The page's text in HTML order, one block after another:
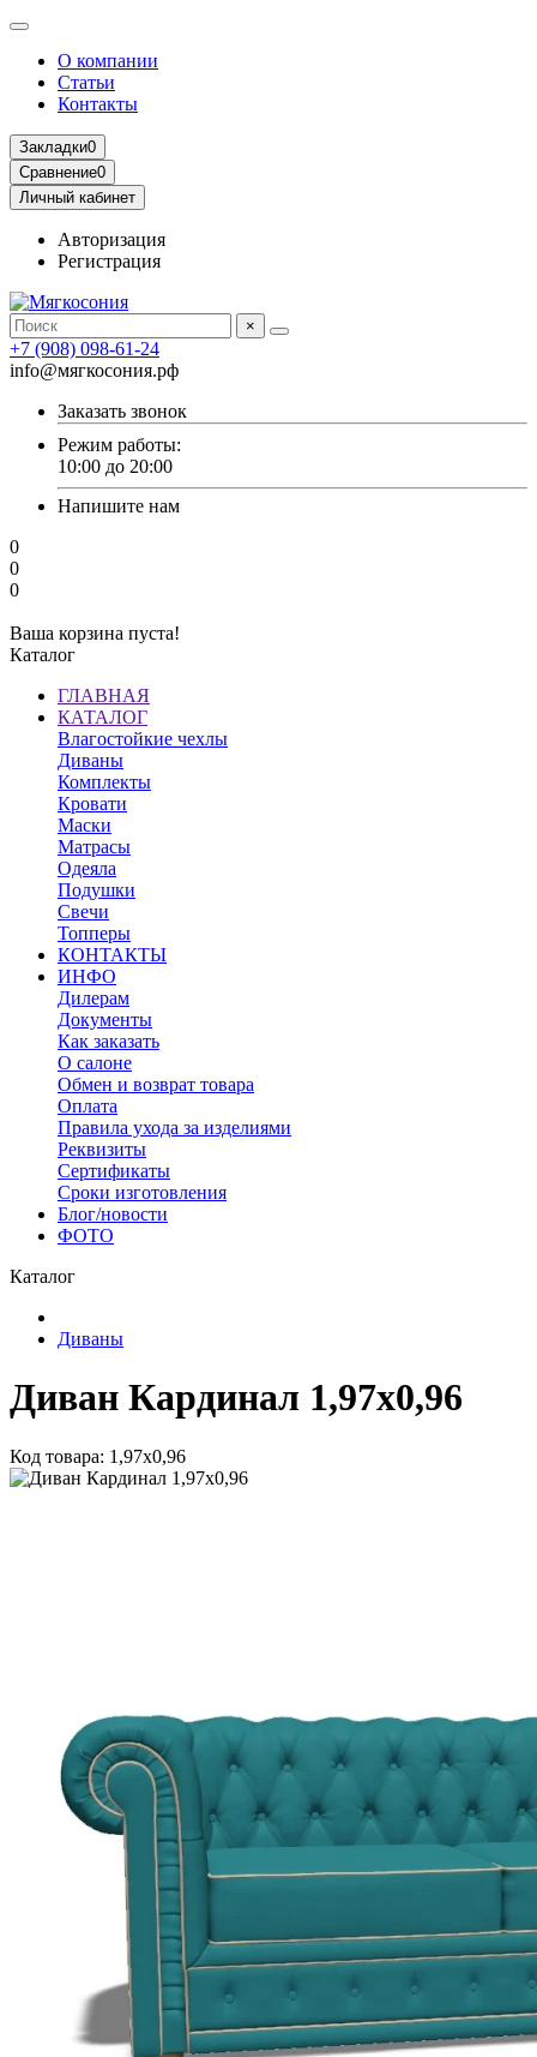
О компании
Статьи
Контакты
Закладки0
Сравнение0
Личный кабинет
Авторизация
Регистрация
×
+7 (908) 098-61-24
info@мягкосония.рф
Заказать звонок
Режим работы:
10:00 до 20:00
Напишите нам
0
0
0
Ваша корзина пуста!
Каталог
ГЛАВНАЯ
КАТАЛОГ
Влагостойкие чехлы
Диваны
Комплекты
Кровати
Маски
Матрасы
Одеяла
Подушки
Свечи
Топперы
КОНТАКТЫ
ИНФО
Дилерам
Документы
Как заказать
О салоне
Обмен и возврат товара
Оплата
Правила ухода за изделиями
Реквизиты
Сертификаты
Сроки изготовления
Блог/новости
ФОТО
Каталог
Диваны
Диван Кардинал 1,97x0,96
Код товара: 1,97x0,96